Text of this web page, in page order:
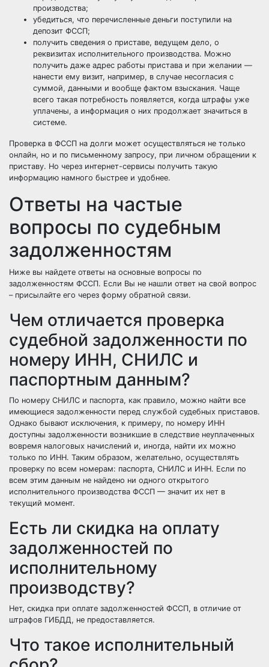
производства;
убедиться, что перечисленные деньги поступили на
депозит ФССП;
получить сведения о приставе, ведущем дело, о
реквизитах исполнительного производства. Можно
получить даже адрес работы пристава и при желании —
нанести ему визит, например, в случае несогласия с
суммой, данными и вообще фактом взыскания. Чаще
всего такая потребность появляется, когда штрафы уже
уплачены, а информация о них продолжает значиться в
системе.
Проверка в ФССП на долги может осуществляться не только
онлайн, но и по письменному запросу, при личном обращении к
приставу. Но через интернет-сервисы получить такую
информацию намного быстрее и удобнее.
Ответы на частые
вопросы по судебным
задолженностям
Ниже вы найдете ответы на основные вопросы по
задолженностям ФССП. Если Вы не нашли ответ на свой вопрос
– присылайте его через форму обратной связи.
Чем отличается проверка
судебной задолженности по
номеру ИНН, СНИЛС и
паспортным данным?
По номеру СНИЛС и паспорта, как правило, можно найти все
имеющиеся задолженности перед службой судебных приставов.
Однако бывают исключения, к примеру, по номеру ИНН
доступны задолженности возникшие в следствие неуплаченных
вовремя налоговых начислений и, иногда, найти их можно
только по ИНН. Таким образом, желательно, осуществлять
проверку по всем номерам: паспорта, СНИЛС и ИНН. Если по
всем этим данным не найдено ни одного открытого
исполнительного производства ФССП — значит их нет в
текущий момент.
Есть ли скидка на оплату
задолженностей по
исполнительному
производству?
Нет, скидка при оплате задолженностей ФССП, в отличие от
штрафов ГИБДД, не предоставляется.
Что такое исполнительный